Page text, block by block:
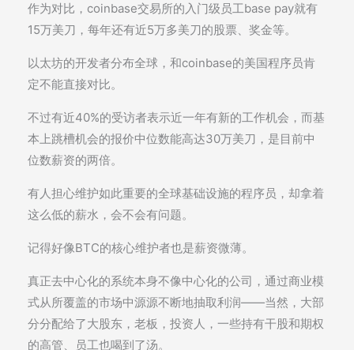
作为对比，coinbase交易所的入门级员工base pay就有
15万美刀，每年还有近5万多美刀的股票、奖金等。
以太坊的开发者分布全球，和coinbase的美国程序员肯
定不能直接对比。
不过有近40%的受访者表示近一年有新的工作机会，而基
本上跳槽机会的报价中位数能高达30万美刀，是目前中
位数薪资的两倍。
有人担心维护如此重要的全球基础设施的程序员，却拿着
这么低的薪水，会不会有问题。
记得好像BTC的核心维护者也是薪资微薄。
真正去中心化的系统本身不像中心化的公司，通过商业模
式从所覆盖的市场中源源不断地抽取利润——当然，大部
分分配给了大股东，老板，投资人，一些持有干股和期权
的高管、员工也喝到了汤。